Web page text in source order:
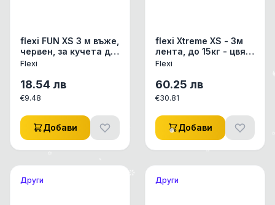
flexi FUN XS 3 м въже,
червен, за кучета до
8 кг
Flexi
18.54 лв
€9.48
Добави
flexi Xtreme XS - 3м
лента, до 15кг - цвят
оранж
Flexi
60.25 лв
€30.81
Добави
Други Други